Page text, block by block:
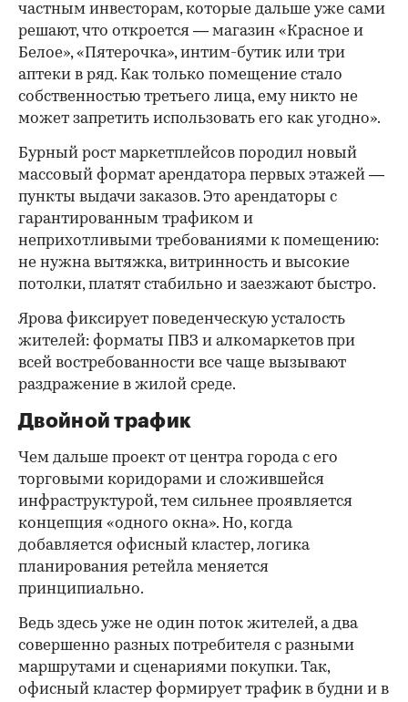
частным инвесторам, которые дальше уже сами
решают, что откроется — магазин «Красное и
Белое», «Пятерочка», интим-бутик или три
аптеки в ряд. Как только помещение стало
собственностью третьего лица, ему никто не
может запретить использовать его как угодно».
Бурный рост маркетплейсов породил новый
массовый формат арендатора первых этажей —
пункты выдачи заказов. Это арендаторы с
гарантированным трафиком и
неприхотливыми требованиями к помещению:
не нужна вытяжка, витринность и высокие
потолки, платят стабильно и заезжают быстро.
Ярова фиксирует поведенческую усталость
жителей: форматы ПВЗ и алкомаркетов при
всей востребованности все чаще вызывают
раздражение в жилой среде.
Двойной трафик
Чем дальше проект от центра города с его
торговыми коридорами и сложившейся
инфраструктурой, тем сильнее проявляется
концепция «одного окна». Но, когда
добавляется офисный кластер, логика
планирования ретейла меняется
принципиально.
Ведь здесь уже не один поток жителей, а два
совершенно разных потребителя с разными
маршрутами и сценариями покупки. Так,
офисный кластер формирует трафик в будни и в